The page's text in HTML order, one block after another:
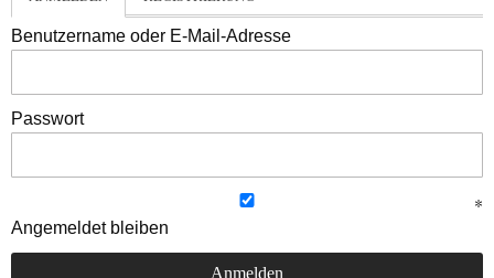
Benutzername oder E-Mail-Adresse
Passwort
Angemeldet bleiben